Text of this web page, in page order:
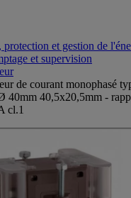
et gestion de
et supervision
de courant monophasé
40mm 40,5x20,5mm -
cl.1